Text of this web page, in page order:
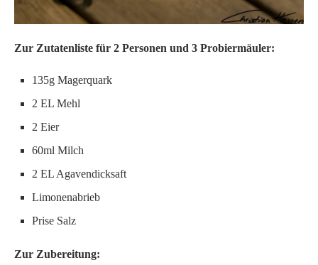
Zur Zutatenliste für 2 Personen und 3 Probiermäuler:
135g Magerquark
2 EL Mehl
2 Eier
60ml Milch
2 EL Agavendicksaft
Limonenabrieb
Prise Salz
Zur Zubereitung: